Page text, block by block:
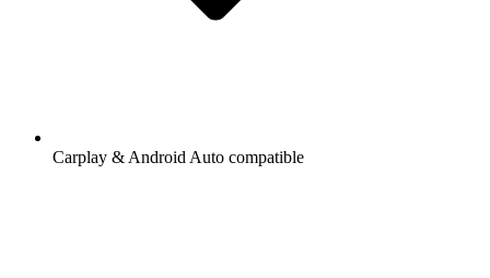
Carplay & Android Auto compatible